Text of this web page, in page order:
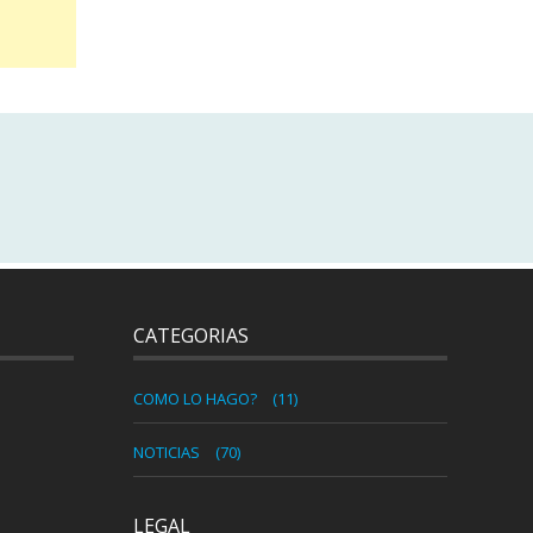
CATEGORIAS
COMO LO HAGO? (11)
NOTICIAS (70)
LEGAL